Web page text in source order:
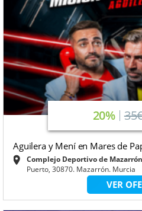
20%
Aguilera y Mení en Mares de
Complejo Deportivo de Mazarrón
Puerto, 30870. Mazarrón. Murcia
VER